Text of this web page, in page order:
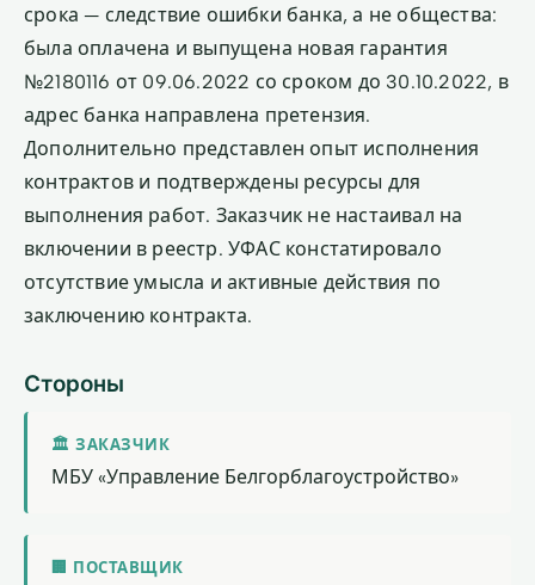
срока — следствие ошибки банка, а не общества:
была оплачена и выпущена новая гарантия
№2180116 от 09.06.2022 со сроком до 30.10.2022, в
адрес банка направлена претензия.
Дополнительно представлен опыт исполнения
контрактов и подтверждены ресурсы для
выполнения работ. Заказчик не настаивал на
включении в реестр. УФАС констатировало
отсутствие умысла и активные действия по
заключению контракта.
Стороны
🏛 ЗАКАЗЧИК
МБУ «Управление Белгорблагоустройство»
🏢 ПОСТАВЩИК